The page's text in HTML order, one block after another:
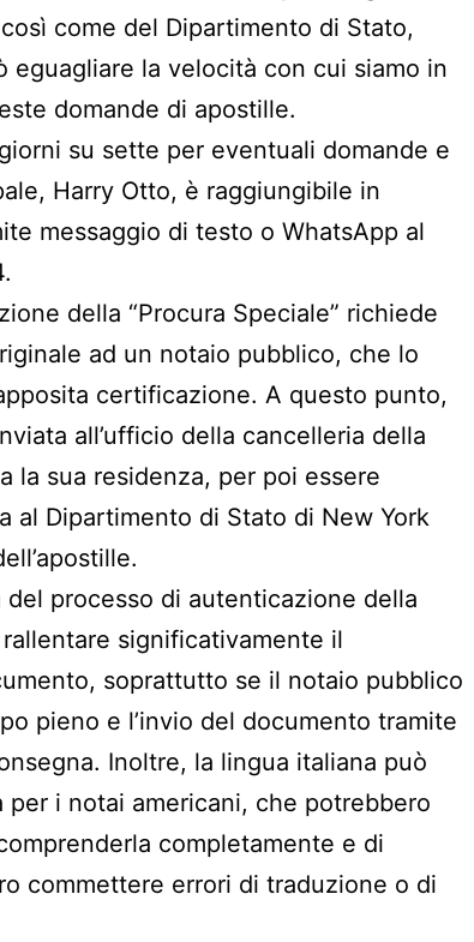
come del Dipartimento di Stato,
eguagliare la velocità con cui siamo in
domande di apostille.
su sette per eventuali domande e
Harry Otto, è raggiungibile in
messaggio di testo o WhatsApp al
della “Procura Speciale” richiede
ad un notaio pubblico, che lo
certificazione. A questo punto,
all’ufficio della cancelleria della
la sua residenza, per poi essere
al Dipartimento di Stato di New York
processo di autenticazione della
rallentare significativamente il
soprattutto se il notaio pubblico
pieno e l’invio del documento tramite
Inoltre, la lingua italiana può
per i notai americani, che potrebbero
completamente e di
commettere errori di traduzione o di